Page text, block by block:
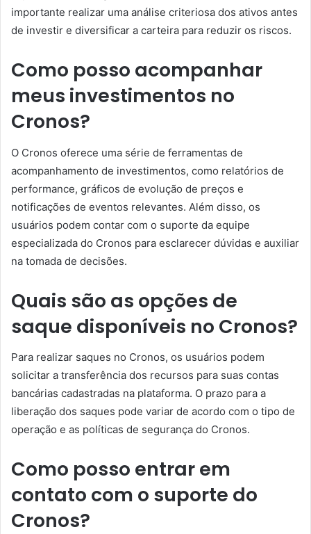
importante realizar uma análise criteriosa dos ativos antes
de investir e diversificar a carteira para reduzir os riscos.
Como posso acompanhar
meus investimentos no
Cronos?
O Cronos oferece uma série de ferramentas de
acompanhamento de investimentos, como relatórios de
performance, gráficos de evolução de preços e
notificações de eventos relevantes. Além disso, os
usuários podem contar com o suporte da equipe
especializada do Cronos para esclarecer dúvidas e auxiliar
na tomada de decisões.
Quais são as opções de
saque disponíveis no Cronos?
Para realizar saques no Cronos, os usuários podem
solicitar a transferência dos recursos para suas contas
bancárias cadastradas na plataforma. O prazo para a
liberação dos saques pode variar de acordo com o tipo de
operação e as políticas de segurança do Cronos.
Como posso entrar em
contato com o suporte do
Cronos?